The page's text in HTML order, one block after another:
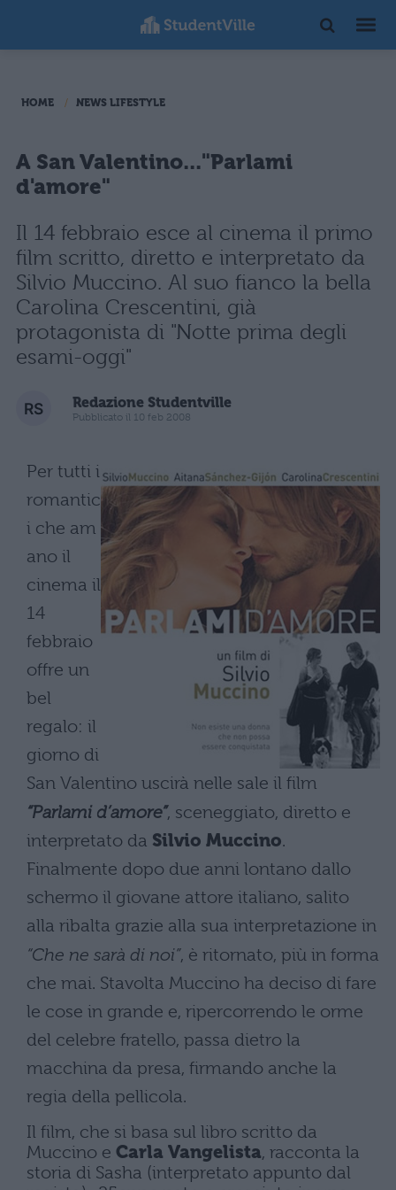
HOME NEWS LIFESTYLE
A San Valentino..."Parlami
d'amore"
Il 14 febbraio esce al cinema il primo
film scritto, diretto e interpretato da
Silvio Muccino. Al suo fianco la bella
Carolina Crescentini, già
protagonista di "Notte prima degli
esami-oggi"
Redazione Studentville
Pubblicato il 10 feb 2008
Per tutti i
romantic
i che am
ano il
cinema il
14
febbraio
offre un
bel
regalo: il
giorno di
San Valentino uscirà nelle sale il film
“Parlami d’amore”, sceneggiato, diretto e
interpretato da Silvio Muccino.
Finalmente dopo due anni lontano dallo
schermo il giovane attore italiano, salito
alla ribalta grazie alla sua interpretazione in
“Che ne sarà di noi”, è ritornato, più in forma
che mai. Stavolta Muccino ha deciso di fare
le cose in grande e, ripercorrendo le orme
del celebre fratello, passa dietro la
macchina da presa, firmando anche la
regia della pellicola.
Il film, che si basa sul libro scritto da
Muccino e Carla Vangelista, racconta la
storia di Sasha (interpretato appunto dal